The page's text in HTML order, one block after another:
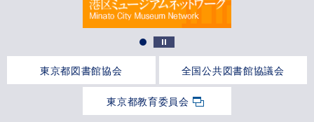
東京都図書館協会 全国公共図書館協議会
東京都教育委員会